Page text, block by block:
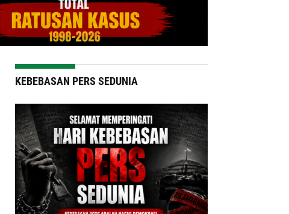
KEBEBASAN PERS SEDUNIA